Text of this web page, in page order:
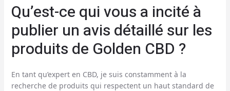
Qu’est-ce qui vous a incité à
publier un avis détaillé sur les
produits de Golden CBD ?
En tant qu’expert en CBD, je suis constamment à la
recherche de produits qui respectent un haut standard de